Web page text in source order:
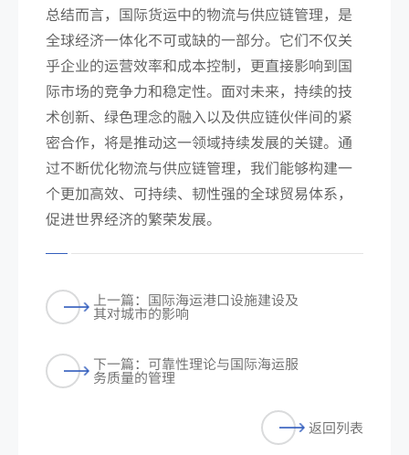
总结而言，国际货运中的物流与供应链管理，是
全球经济一体化不可或缺的一部分。它们不仅关
乎企业的运营效率和成本控制，更直接影响到国
际市场的竞争力和稳定性。面对未来，持续的技
术创新、绿色理念的融入以及供应链伙伴间的紧
密合作，将是推动这一领域持续发展的关键。通
过不断优化物流与供应链管理，我们能够构建一
个更加高效、可持续、韧性强的全球贸易体系，
促进世界经济的繁荣发展。
上一篇：国际海运港口设施建设及
其对城市的影响
下一篇：可靠性理论与国际海运服
务质量的管理
返回列表